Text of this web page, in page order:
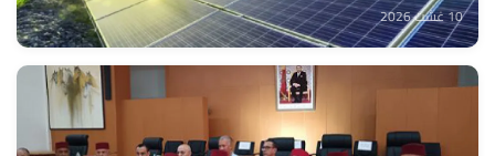
10 غشت 2026